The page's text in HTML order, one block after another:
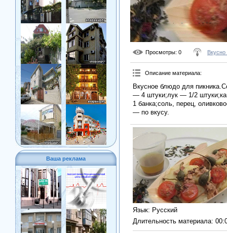
Ваша реклама
Просмотры: 0
Описание материала:
Вкусное блюдо для
— 4 штуки;лук — 1/2
1 банка;соль, перец,
— по вкусу.
Язык: Русский
Длительность материала: